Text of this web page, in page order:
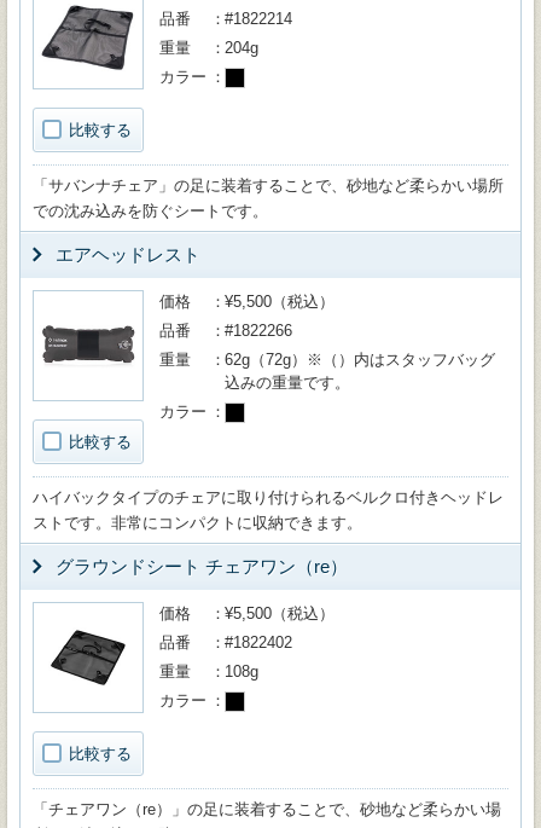
比較する
品番
#1822214
重量
204g
カラー
「サバンナチェア」の足に装着することで、砂地など柔らかい場所
での沈み込みを防ぐシートです。
エアヘッドレスト
比較する
価格
¥5,500（税込）
品番
#1822266
重量
62g（72g）※（）内はスタッフバッグ
込みの重量です。
カラー
ハイバックタイプのチェアに取り付けられるベルクロ付きヘッドレ
ストです。非常にコンパクトに収納できます。
グラウンドシート チェアワン（re）
比較する
価格
¥5,500（税込）
品番
#1822402
重量
108g
カラー
「チェアワン（re）」の足に装着することで、砂地など柔らかい場